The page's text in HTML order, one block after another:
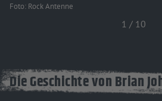
Foto: Rock Antenne
1 / 10
Die Geschichte von Brian